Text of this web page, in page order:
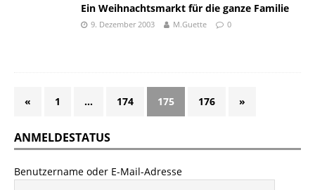
Ein Weihnachtsmarkt für die ganze Familie
9. Dezember 2003 M.Guette 0
« 1 … 174 175 176 »
ANMELDESTATUS
Benutzername oder E-Mail-Adresse